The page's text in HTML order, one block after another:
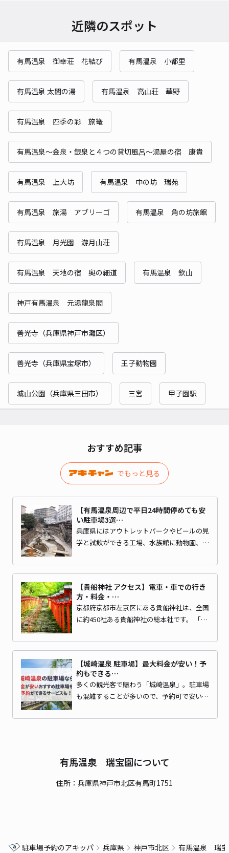
近隣のスポット
有馬温泉 御幸荘 花結び 有馬温泉 小都里
有馬温泉 太閤の湯 有馬温泉 高山荘 華野
有馬温泉 四季の彩 旅篭
有馬温泉〜金泉・銀泉と４つの貸切風呂〜湯屋の宿 康貴
有馬温泉 上大坊 有馬温泉 中の坊 瑞苑
有馬温泉 旅湯 アブリーゴ 有馬温泉 角の坊旅館
有馬温泉 月光園 游月山荘
有馬温泉 天地の宿 奥の細道 有馬温泉 欽山
神戸有馬温泉 元湯龍泉閣
善光寺（兵庫県神戸市灘区）
善光寺（兵庫県宝塚市） 王子動物園
城山公園（兵庫県三田市） 三宮 甲子園駅
おすすめ記事
でもっと見る
【有馬温泉周辺で平日24時間停めても安
い駐車場3選…
兵庫県にはアウトレットパークやビールの見
学と試飲ができる工場、水族館に動物園、…
【貴船神社 アクセス】電車・車での行き
方・料金・…
京都府京都市左京区にある貴船神社は、全国
に約450社ある貴船神社の総本社です。 「…
【城崎温泉 駐車場】最大料金が安い！予
約もできる…
多くの観光客で賑わう「城崎温泉」。駐車場
も混雑することが多いので、予約可で安い…
有馬温泉 瑞宝園について
住所：兵庫県神戸市北区有馬町1751
駐車場予約のアキッパ 兵庫県 神戸市北区 有馬温泉 瑞宝